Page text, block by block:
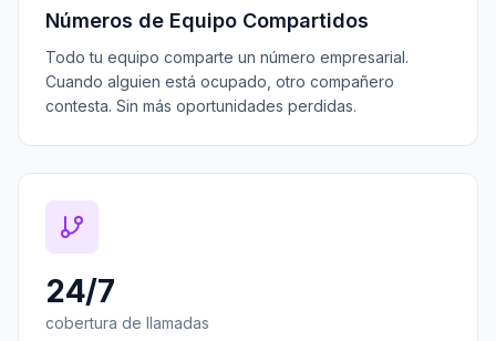
Números de Equipo Compartidos
Todo tu equipo comparte un número empresarial.
Cuando alguien está ocupado, otro compañero
contesta. Sin más oportunidades perdidas.
24/7
cobertura de llamadas